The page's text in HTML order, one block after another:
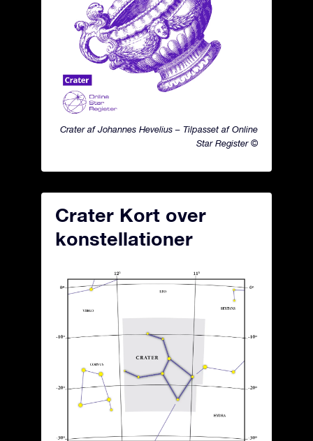
Crater af Johannes Hevelius – Tilpasset af Online
Star Register ©
Crater Kort over
konstellationer